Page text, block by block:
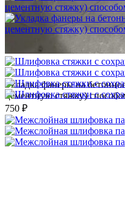
Укладка фанеры на
цементную стяжку)
750 ₽